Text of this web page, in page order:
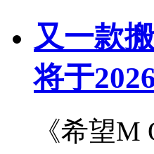
又一款
将于
《希望